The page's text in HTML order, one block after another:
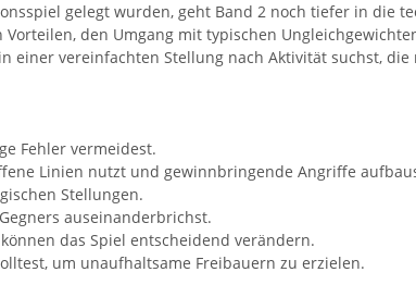
gelegt wurden, geht Band 2 noch tiefer in die
den Umgang mit typischen
einer vereinfachten Stellung nach Aktivität suchst,
Fehler vermeidest.
Linien nutzt und gewinnbringende Angriffe
Stellungen.
auseinanderbrichst.
das Spiel entscheidend verändern.
um unaufhaltsame Freibauern zu erzielen.